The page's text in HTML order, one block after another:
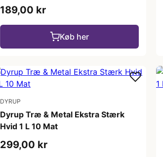
189,00 kr
Køb her
DYRUP
Dyrup Træ & Metal Ekstra Stærk
Hvid 1 L 10 Mat
299,00 kr